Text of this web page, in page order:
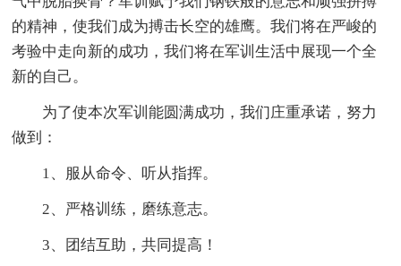
的精神，使我们成为搏击长空的雄鹰。我们将在严峻的
考验中走向新的成功，我们将在军训生活中展现一个全
新的自己。
为了使本次军训能圆满成功，我们庄重承诺，努力
做到：
1、服从命令、听从指挥。
2、严格训练，磨练意志。
3、团结互助，共同提高！